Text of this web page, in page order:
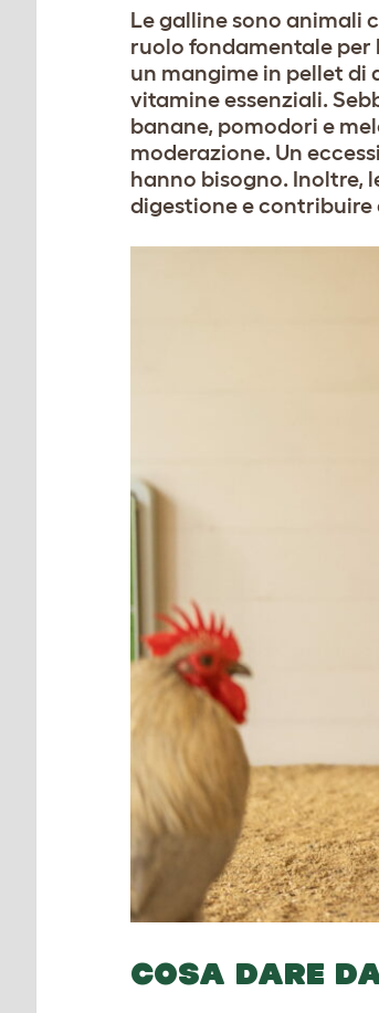
Le galline sono animali
ruolo fondamentale per
un mangime in pellet di
vitamine essenziali.
banane, pomodori e
moderazione. Un
hanno bisogno. Inoltre,
digestione e contribuire
COSA DARE